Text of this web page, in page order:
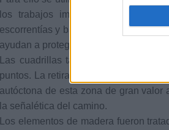
los trabajos importantes fue la
escorrentías y barrancos tras
ayudan a proteger la vegetación y el
Las cuadrillas también actuaron
puntos. La retirada selectiva de estas
autóctona de esta zona de gran valor
la señalética del camino.
Los elementos de madera fueron